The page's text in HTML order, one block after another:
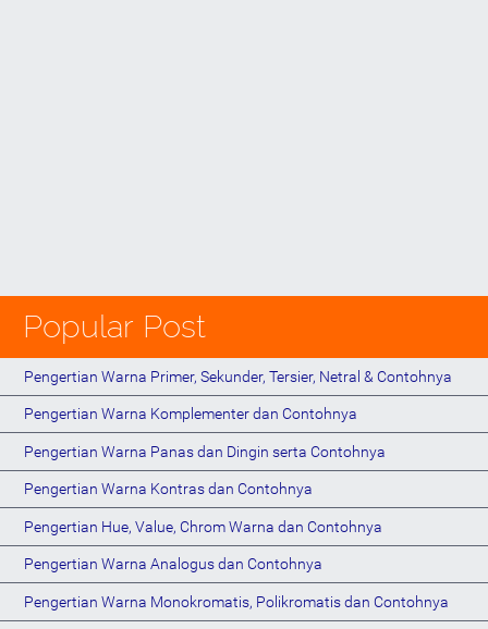
Popular Post
Pengertian Warna Primer, Sekunder, Tersier, Netral & Contohnya
Pengertian Warna Komplementer dan Contohnya
Pengertian Warna Panas dan Dingin serta Contohnya
Pengertian Warna Kontras dan Contohnya
Pengertian Hue, Value, Chrom Warna dan Contohnya
Pengertian Warna Analogus dan Contohnya
Pengertian Warna Monokromatis, Polikromatis dan Contohnya